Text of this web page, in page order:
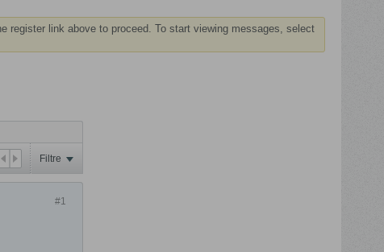
register link above to proceed. To start viewing messages, select
Filtre
#1